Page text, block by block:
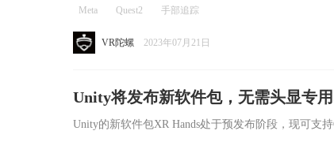
Meta Quest2 手部追踪
VR陀螺 2023年07月21日
Unity将发布新软件包，无需头显专
Unity的新软件包XR Hands处于预发布阶段，现可支持